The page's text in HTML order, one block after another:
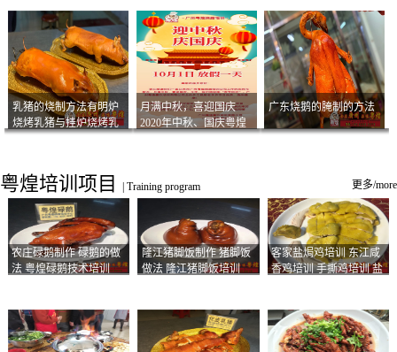
乳猪的烧制方法有明炉
烧烤乳猪与挂炉烧烤乳
月满中秋，喜迎国庆
2020年中秋、国庆粤煌
广东烧鹅的腌制的方法
粤煌培训项目 Training program 更多/more
农庄碌鹅制作 碌鹅的做
法 粤煌碌鹅技术培训
隆江猪脚饭制作 猪脚饭
做法 隆江猪脚饭培训
客家盐焗鸡培训 东江咸
香鸡培训 手撕鸡培训 盐